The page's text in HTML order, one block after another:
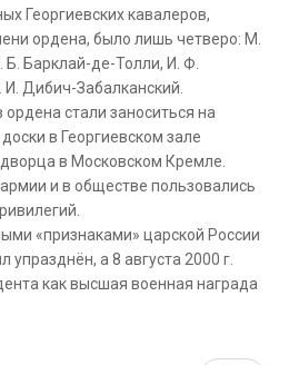
Георгиевских кавалеров,
ордена, было лишь четверо: М.
Барклай-де-Толли, И. Ф.
Дибич-Забалканский.
стали заноситься на
в Георгиевском зале
в Московском Кремле.
и в обществе пользовались
«признаками» царской России
упразднён, а 8 августа 2000 г.
как высшая военная награда